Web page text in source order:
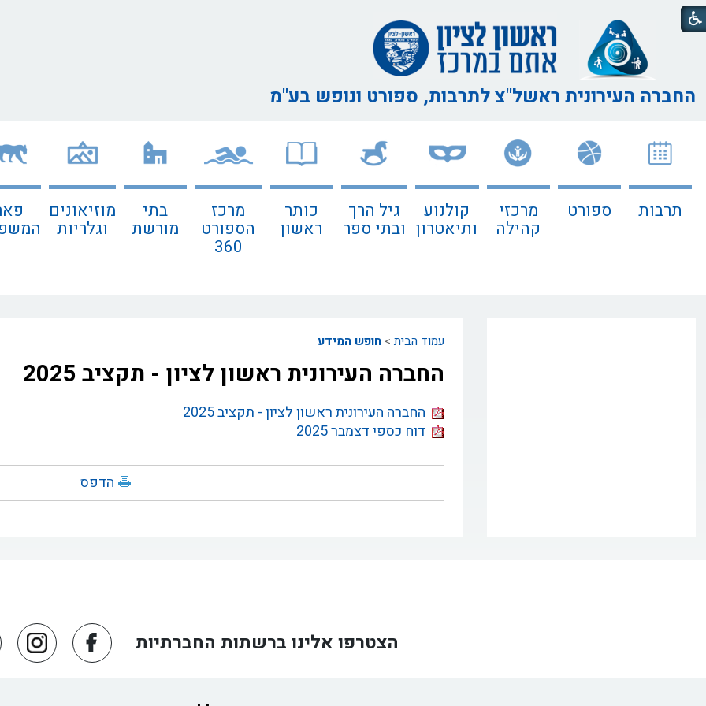
החברה העירונית ראשל"צלתרבות, ספורט ונופש בע"מ
תרבות ספורט מרכזי
קהילה
קולנוע
ותיאטרון
גיל הרך
ובתי ספר
כותר
ראשון
מרכז
הספורט
360
בתי
מורשת
מוזיאונים
וגלריות
עמוד הבית >חופש המידע
החברה העירונית ראשון לציון - תקציב 2025
החברה העירונית ראשון לציון - תקציב 2025
דוח כספי דצמבר 2025
הדפס
הצטרפו אלינו ברשתות החברתיות